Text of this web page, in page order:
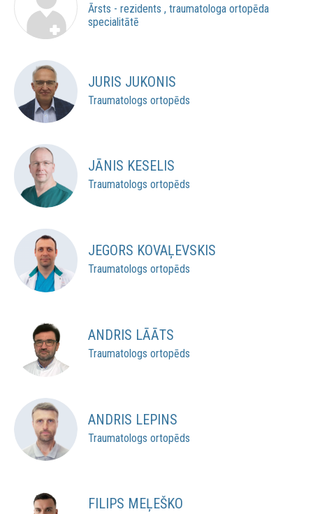
Ārsts - rezidents , traumatologa ortopēda
specialitātē
JURIS JUKONIS
Traumatologs ortopēds
JĀNIS KESELIS
Traumatologs ortopēds
JEGORS KOVAĻEVSKIS
Traumatologs ortopēds
ANDRIS LĀĀTS
Traumatologs ortopēds
ANDRIS LEPINS
Traumatologs ortopēds
FILIPS MEĻEŠKO